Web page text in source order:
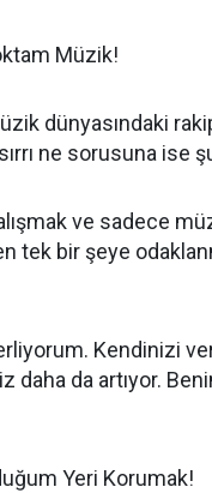
Müzik!
dünyasındaki
ne sorusuna ise
ve sadece
tek bir şeye
Kendinizi
daha da artıyor.
Yeri Korumak!